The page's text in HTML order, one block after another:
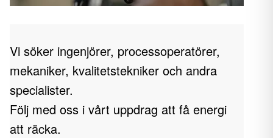
Vi söker ingenjörer, processoperatörer,
mekaniker, kvalitetstekniker och andra
specialister.
Följ med oss i vårt uppdrag att få energi
att räcka.